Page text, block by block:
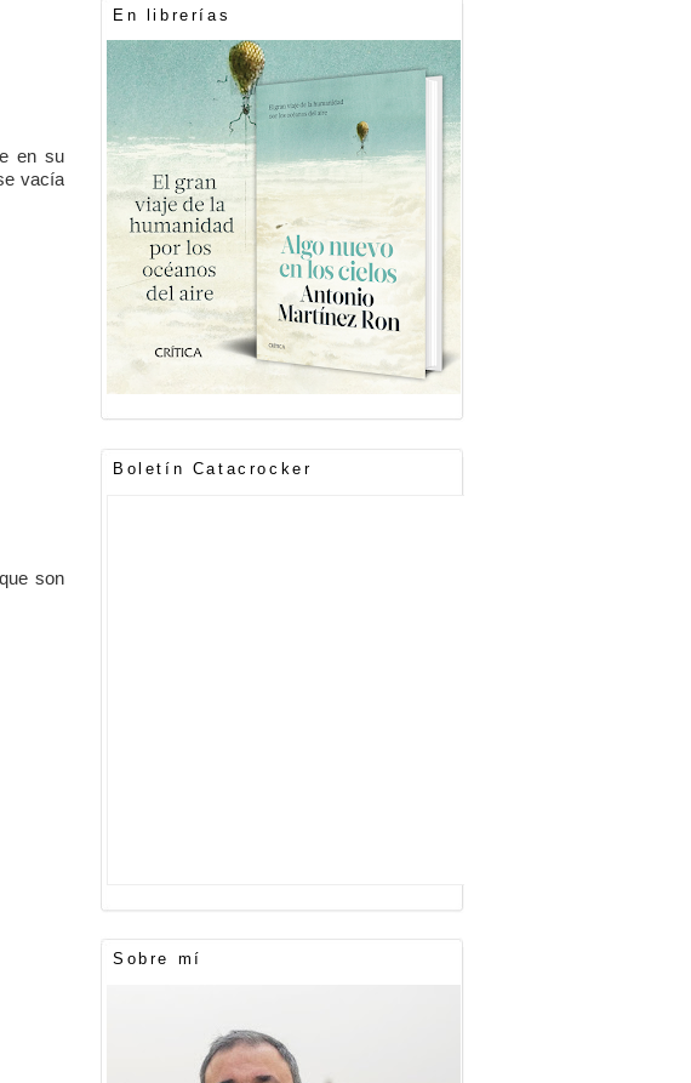
en su
vacía
son
En librerías
Boletín Catacrocker
Sobre mí